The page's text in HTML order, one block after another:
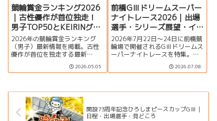
競輪賞金ランキング2026
｜古性優作が首位独走！
男子TOP50とKEIRINグラ
ンプリ争い
2026年の競輪賞金ランキング
（男子）最新情報を掲載。古性
優作が首位を独走する最新
主要タイトルホルダー、KEIRIN
2026.05.05
前橋GⅢドリームスーパー
ナイトレース2026｜出場
選手・シリーズ展望・イ
ベント情報
2026年7月22日～24日に前橋競
輪場で開催されるGⅢドリームス
ーパーナイトレースを特集。
らS級注目選手、ガールズ出場選
す。
2026.07.08
開設73周年記念ひろしまピースカップGⅢ｜
日程・出場選手・見どころ